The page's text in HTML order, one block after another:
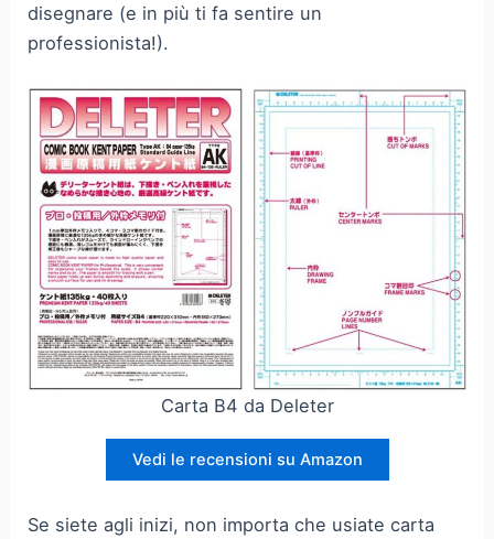
disegnare (e in più ti fa sentire un
professionista!).
Carta B4 da Deleter
Vedi le recensioni su Amazon
Se siete agli inizi, non importa che usiate carta